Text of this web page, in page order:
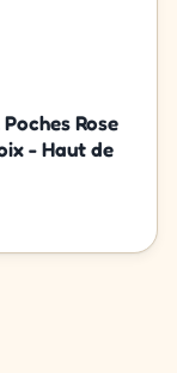
Rose
- Haut de